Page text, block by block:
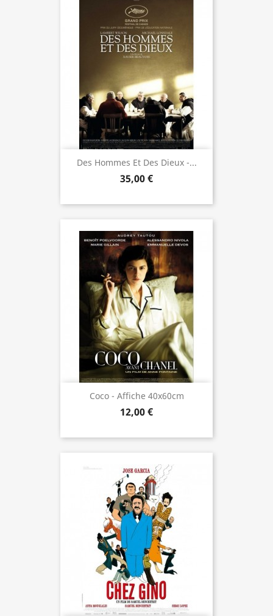
Des Hommes Et Des Dieux -...
35,00 €
Coco - Affiche 40x60cm
12,00 €